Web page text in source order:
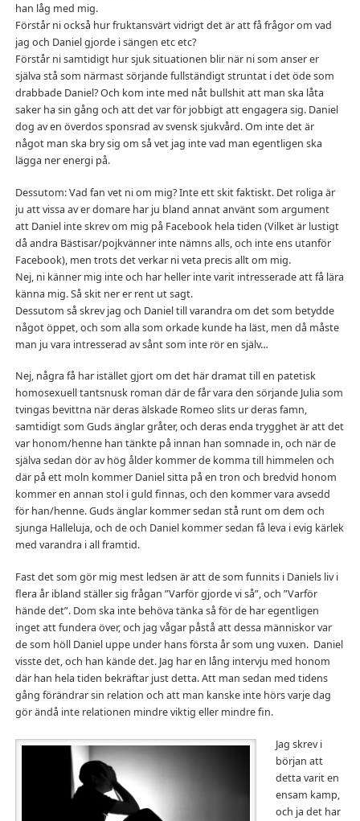
han låg med mig.
Förstår ni också hur fruktansvärt vidrigt det är att få frågor om vad
jag och Daniel gjorde i sängen etc etc?
Förstår ni samtidigt hur sjuk situationen blir när ni som anser er
själva stå som närmast sörjande fullständigt struntat i det öde som
drabbade Daniel? Och kom inte med nåt bullshit att man ska låta
saker ha sin gång och att det var för jobbigt att engagera sig. Daniel
dog av en överdos sponsrad av svensk sjukvård. Om inte det är
något man ska bry sig om så vet jag inte vad man egentligen ska
lägga ner energi på.
Dessutom: Vad fan vet ni om mig? Inte ett skit faktiskt. Det roliga är
ju att vissa av er domare har ju bland annat använt som argument
att Daniel inte skrev om mig på Facebook hela tiden (Vilket är lustigt
då andra Bästisar/pojkvänner inte nämns alls, och inte ens utanför
Facebook), men trots det verkar ni veta precis allt om mig.
Nej, ni känner mig inte och har heller inte varit intresserade att få lära
känna mig. Så skit ner er rent ut sagt.
Dessutom så skrev jag och Daniel till varandra om det som betydde
något öppet, och som alla som orkade kunde ha läst, men då måste
man ju vara intresserad av sånt som inte rör en själv…
Nej, några få har istället gjort om det här dramat till en patetisk
homosexuell tantsnusk roman där de får vara den sörjande Julia som
tvingas bevittna när deras älskade Romeo slits ur deras famn,
samtidigt som Guds änglar gråter, och deras enda trygghet är att det
var honom/henne han tänkte på innan han somnade in, och när de
själva sedan dör av hög ålder kommer de komma till himmelen och
där på ett moln kommer Daniel sitta på en tron och bredvid honom
kommer en annan stol i guld finnas, och den kommer vara avsedd
för han/henne. Guds änglar kommer sedan stå runt om dem och
sjunga Halleluja, och de och Daniel kommer sedan få leva i evig kärlek
med varandra i all framtid.
Fast det som gör mig mest ledsen är att de som funnits i Daniels liv i
flera år ibland ställer sig frågan ”Varför gjorde vi så”, och ”Varför
hände det”. Dom ska inte behöva tänka så för de har egentligen
inget att fundera över, och jag vågar påstå att dessa människor var
de som höll Daniel uppe under hans första år som ung vuxen. Daniel
visste det, och han kände det. Jag har en lång intervju med honom
där han hela tiden bekräftar just detta. Att man sedan med tidens
gång förändrar sin relation och att man kanske inte hörs varje dag
gör ändå inte relationen mindre viktig eller mindre fin.
Jag skrev i
början att
detta varit en
ensam kamp,
och ja det har